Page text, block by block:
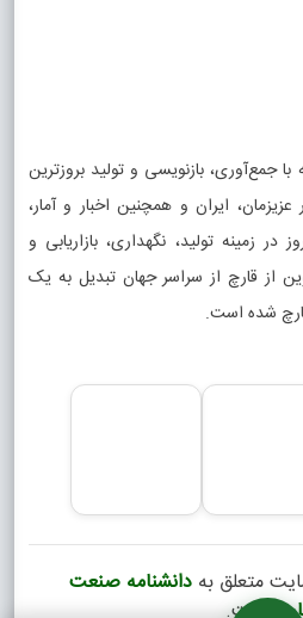
جمع‌آوری، بازنویسی و تولید بروزترین
ایران و همچنین اخبار و آمار،
در زمینه تولید، نگهداری، بازاریابی و
از قارچ از سراسر جهان تبدیل به یک
شده است.
متعلق بهدانشنامه صنعت
است.